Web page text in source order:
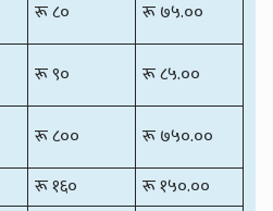
रू ८०
रू ७५.००
रू ९०
रू ८५.००
रू ८००
रू ७५०.००
रू १६०
रू १५०.००